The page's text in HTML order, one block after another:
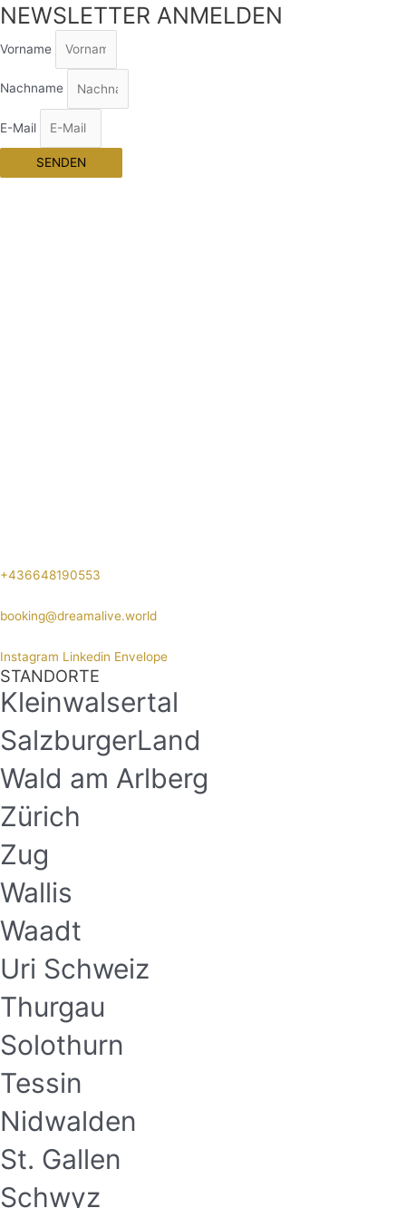
NEWSLETTER ANMELDEN
Vorname
Nachname
E-Mail
SENDEN
+436648190553
booking@dreamalive.world
Instagram Linkedin Envelope
STANDORTE
Kleinwalsertal
SalzburgerLand
Wald am Arlberg
Zürich
Zug
Wallis
Waadt
Uri Schweiz
Thurgau
Solothurn
Tessin
Nidwalden
St. Gallen
Schwyz